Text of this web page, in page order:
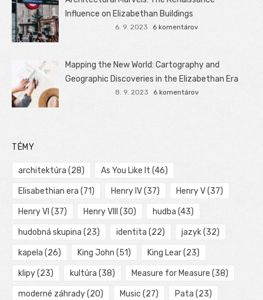
Influence on Elizabethan Buildings
6. 9. 2023 6 komentárov
Mapping the New World: Cartography and
Geographic Discoveries in the Elizabethan Era
8. 9. 2023 6 komentárov
TÉMY
architektúra (28) As You Like It (46)
Elisabethian era (71) Henry IV(37) Henry V(37)
Henry VI (37) Henry VIII (30) hudba (43)
hudobná skupina (23) identita (22) jazyk(32)
kapela (26) King John (51) King Lear(23)
klipy(23) kultúra (38) Measure for Measure (38)
moderné záhrady(20) Music (27) Pata (23)